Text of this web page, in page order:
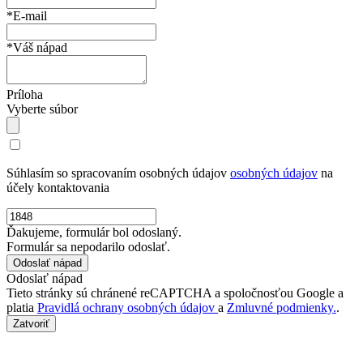
*E-mail
*Váš nápad
Príloha
Vyberte súbor
Súhlasím so spracovaním osobných údajov osobných údajov na
účely kontaktovania
Ďakujeme, formulár bol odoslaný.
Formulár sa nepodarilo odoslať.
Odoslať nápad
Tieto stránky sú chránené reCAPTCHA a spoločnosťou Google a
platia Pravidlá ochrany osobných údajov a Zmluvné podmienky..
Zatvoriť